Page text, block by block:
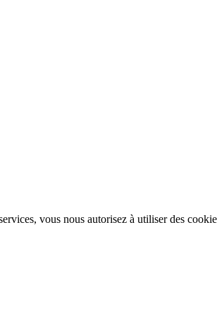
vous nous autorisez à utiliser des